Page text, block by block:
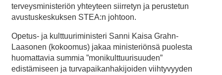
terveysministeriön yhteyteen siirretyn ja perustetun
avustuskeskuksen STEA:n johtoon.
Opetus- ja kulttuuriministeri Sanni Kaisa Grahn-
Laasonen (kokoomus) jakaa ministeriönsä puolesta
huomattavia summia ”monikulttuurisuuden”
edistämiseen ja turvapaikanhakijoiden viihtyvyyden